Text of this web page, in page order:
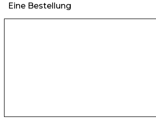
Eine Bestellung